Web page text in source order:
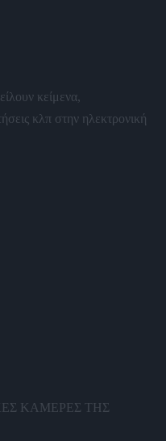
κείμενα,
κλπ στην ηλεκτρονική
ΚΑΜΕΡΕΣ ΤΗΣ